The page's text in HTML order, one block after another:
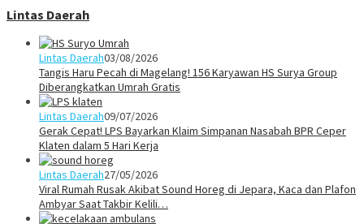
Lintas Daerah
Lintas Daerah03/08/2026
Tangis Haru Pecah di Magelang! 156 Karyawan HS Surya Group
Diberangkatkan Umrah Gratis
Lintas Daerah09/07/2026
Gerak Cepat! LPS Bayarkan Klaim Simpanan Nasabah BPR Ceper
Klaten dalam 5 Hari Kerja
Lintas Daerah27/05/2026
Viral Rumah Rusak Akibat Sound Horeg di Jepara, Kaca dan Plafon
Ambyar Saat Takbir Kelili…